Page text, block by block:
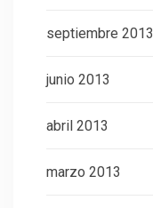
septiembre 2013
junio 2013
abril 2013
marzo 2013